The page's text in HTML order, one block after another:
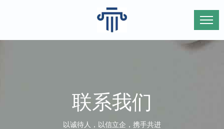
联系我们
以诚待人，以信立企，携手共进